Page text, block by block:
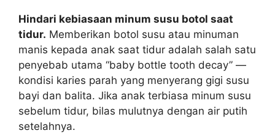
Hindari kebiasaan minum susu botol saat
tidur. Memberikan botol susu atau minuman
manis kepada anak saat tidur adalah salah satu
penyebab utama “baby bottle tooth decay” —
kondisi karies parah yang menyerang gigi susu
bayi dan balita. Jika anak terbiasa minum susu
sebelum tidur, bilas mulutnya dengan air putih
setelahnya.